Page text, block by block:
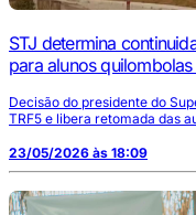
STJ determina
para alunos
Decisão do presidente do
TRF5 e libera retomada das
23/05/2026 às 18:09